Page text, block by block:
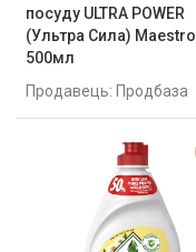
посуду ULTRA POWER
(Ультра Сила) Maestro
500мл
Продавець: Продбаза